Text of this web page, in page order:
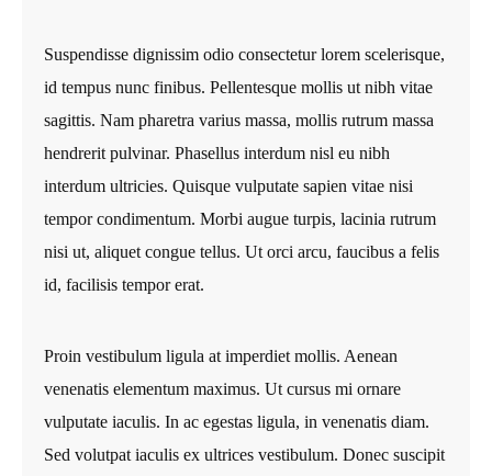
Suspendisse dignissim odio consectetur lorem scelerisque,
id tempus nunc finibus. Pellentesque mollis ut nibh vitae
sagittis. Nam pharetra varius massa, mollis rutrum massa
hendrerit pulvinar. Phasellus interdum nisl eu nibh
interdum ultricies. Quisque vulputate sapien vitae nisi
tempor condimentum. Morbi augue turpis, lacinia rutrum
nisi ut, aliquet congue tellus. Ut orci arcu, faucibus a felis
id, facilisis tempor erat.
Proin vestibulum ligula at imperdiet mollis. Aenean
venenatis elementum maximus. Ut cursus mi ornare
vulputate iaculis. In ac egestas ligula, in venenatis diam.
Sed volutpat iaculis ex ultrices vestibulum. Donec suscipit